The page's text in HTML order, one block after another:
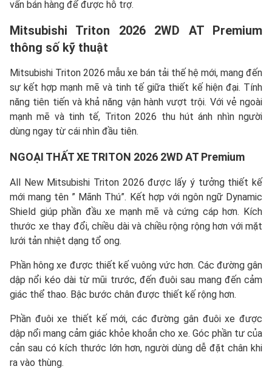
vấn bán hàng để được hỗ trợ.
Mitsubishi Triton 2026 2WD AT Premium
thông số kỹ thuật
Mitsubishi Triton 2026 mẫu xe bán tải thế hệ mới, mang đến
sự kết hợp mạnh mẽ và tinh tế giữa thiết kế hiện đại. Tính
năng tiên tiến và khả năng vận hành vượt trội. Với vẻ ngoài
mạnh mẽ và tinh tế, Triton 2026 thu hút ánh nhìn người
dùng ngay từ cái nhìn đầu tiên.
NGOẠI THẤT XE TRITON 2026 2WD AT Premium
All New Mitsubishi Triton 2026 được lấy ý tưởng thiết kế
mới mang tên ” Mãnh Thú”. Kết hợp với ngôn ngữ Dynamic
Shield giúp phần đầu xe mạnh mẽ và cứng cáp hơn. Kích
thước xe thay đổi, chiều dài và chiều rộng rộng hơn với mặt
lưới tản nhiệt dạng tổ ong.
Phần hông xe được thiết kế vuông vức hơn. Các đường gân
dập nổi kéo dài từ mũi trước, đến đuôi sau mang đến cảm
giác thể thao. Bậc bước chân được thiết kế rộng hơn.
Phần đuôi xe thiết kế mới, các đường gân đuôi xe được
dập nổi mang cảm giác khỏe khoắn cho xe. Góc phần tư của
cản sau có kích thước lớn hơn, người dùng dễ đặt chân khi
ra vào thùng.